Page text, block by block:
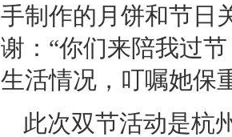
手制作的月饼和节日
谢：“你们来陪我过
生活情况，叮嘱她保
此次双节活动是杭